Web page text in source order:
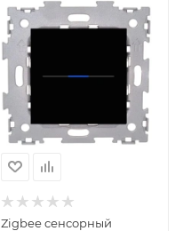
Zigbee cенсорный